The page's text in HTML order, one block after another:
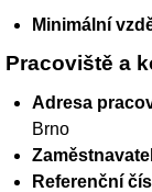
Minimální
Pracoviště a
Adresa
Brno
Referenční